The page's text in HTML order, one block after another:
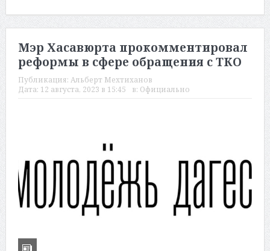
Мэр Хасавюрта прокомментировал
реформы в сфере обращения с ТКО
Публикация: Альберт Мехтиханов
Дата: 12 августа, 2023 в 15:45 в: Официально